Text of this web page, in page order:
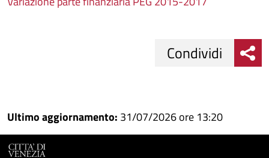
su
Facebook
Condividi
su
Condividi
Condividi
Ultimo aggiornamento: 31/07/2026 ore 13:20